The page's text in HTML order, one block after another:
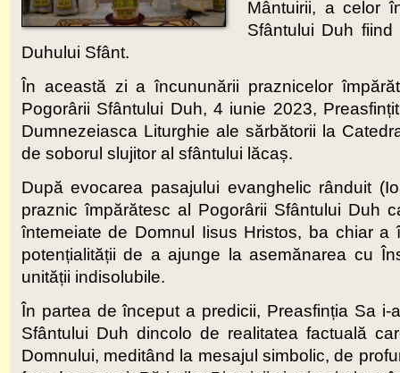
Mântuirii, a celor
Sfântului Duh
Duhului Sfânt.
În această zi a încununării praznicelor
Pogorârii Sfântului Duh, 4 iunie 2023,
Dumnezeiasca Liturghie ale sărbătorii la
de soborul slujitor al sfântului lăcaș.
După evocarea pasajului evanghelic rânduit
praznic împărătesc al Pogorârii Sfântului Duh
întemeiate de Domnul Iisus Hristos, ba chiar
potențialității de a ajunge la asemănarea cu
unității indisolubile.
În partea de început a predicii, Preasfinția Sa
Sfântului Duh dincolo de realitatea factuală
Domnului, meditând la mesajul simbolic, de